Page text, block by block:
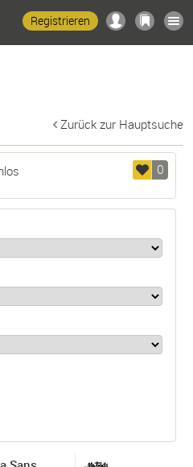
Registrieren
Zurück zur Hauptsuche
0